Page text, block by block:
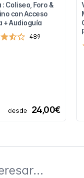
: Coliseo, Foro &
con Acceso
+ Audioguía
489
desde 24,00€